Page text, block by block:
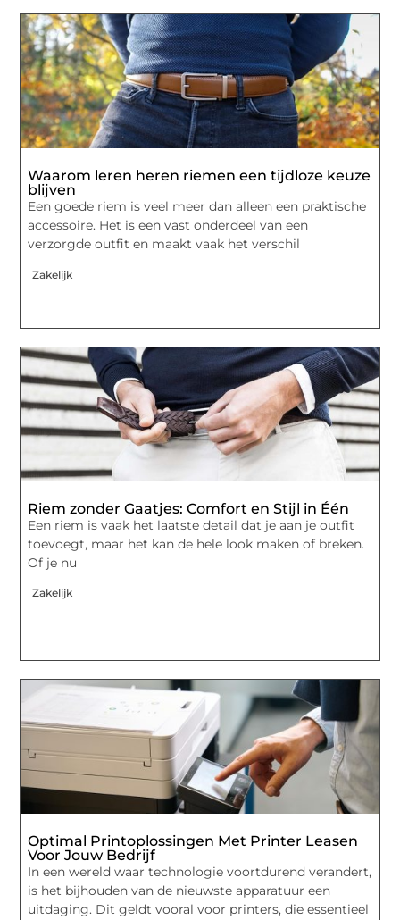
Waarom leren heren riemen een tijdloze keuze
blijven
Een goede riem is veel meer dan alleen een praktische
accessoire. Het is een vast onderdeel van een
verzorgde outfit en maakt vaak het verschil
Zakelijk
Riem zonder Gaatjes: Comfort en Stijl in Één
Een riem is vaak het laatste detail dat je aan je outfit
toevoegt, maar het kan de hele look maken of breken.
Of je nu
Zakelijk
Optimal Printoplossingen Met Printer Leasen
Voor Jouw Bedrijf
In een wereld waar technologie voortdurend verandert,
is het bijhouden van de nieuwste apparatuur een
uitdaging. Dit geldt vooral voor printers, die essentieel